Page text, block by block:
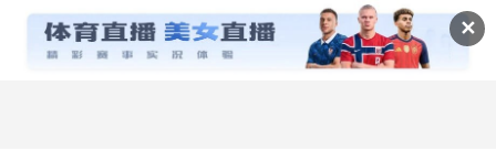
✕
世界天气